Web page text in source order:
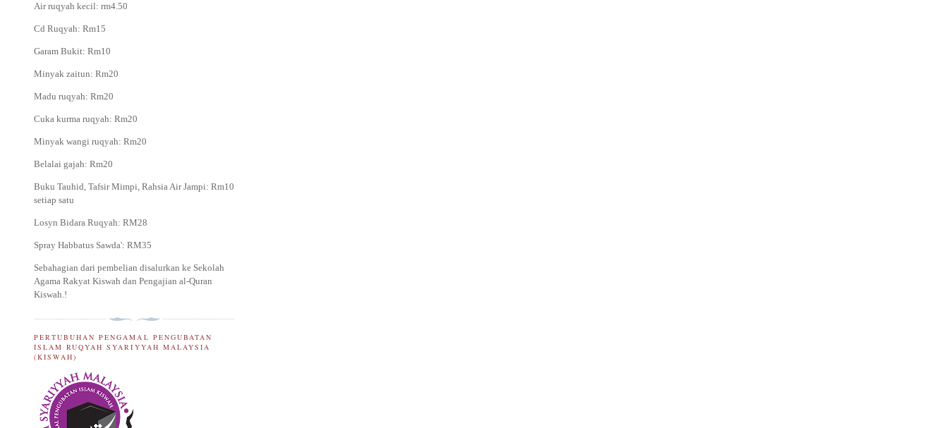
Air ruqyah kecil: rm4.50
Cd Ruqyah: Rm15
Garam Bukit: Rm10
Minyak zaitun: Rm20
Madu ruqyah: Rm20
Cuka kurma ruqyah: Rm20
Minyak wangi ruqyah: Rm20
Belalai gajah: Rm20
Buku Tauhid, Tafsir Mimpi, Rahsia Air Jampi: Rm10
setiap satu
Losyn Bidara Ruqyah: RM28
Spray Habbatus Sawda': RM35
Sebahagian dari pembelian disalurkan ke Sekolah
Agama Rakyat Kiswah dan Pengajian al-Quran
Kiswah.!
PERTUBUHAN PENGAMAL PENGUBATAN
ISLAM RUQYAH SYARIYYAH MALAYSIA
(KISWAH)